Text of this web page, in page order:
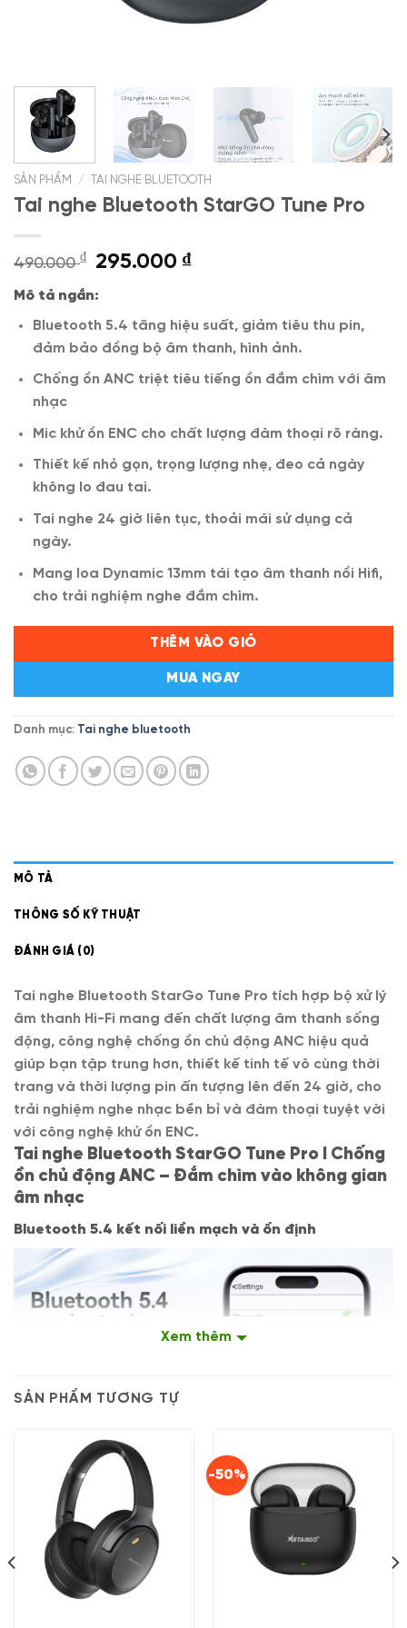
SẢN PHẨM / TAI NGHE BLUETOOTH
Tai nghe Bluetooth StarGO Tune Pro
490.000₫
Giá
là:
490.000 ₫.
295.000₫Giá
là:
295.000 ₫.
Mô tả ngắn:
Bluetooth 5.4 tăng hiệu suất, giảm tiêu thu pin,
đảm bảo đồng bộ âm thanh, hình ảnh.
Chống ồn ANC triệt tiêu tiếng ồn đắm chìm với âm
nhạc
Mic khử ồn ENC cho chất lượng đàm thoại rõ ràng.
Thiết kế nhỏ gọn, trọng lượng nhẹ, đeo cả ngày
không lo đau tai.
Tai nghe 24 giờ liên tục, thoải mái sử dụng cả
ngày.
Mang loa Dynamic 13mm tái tạo âm thanh nổi Hifi,
cho trải nghiệm nghe đắm chìm.
THÊM VÀO GIỎ
MUA NGAY
Danh mục: Tai nghe bluetooth
MÔ TẢ
THÔNG SỐ KỸ THUẬT
ĐÁNH GIÁ (0)
Tai nghe Bluetooth StarGo Tune Pro tích hợp bộ xử lý
âm thanh Hi-Fi mang đến chất lượng âm thanh sống
động, công nghệ chống ồn chủ động ANC hiệu quả
giúp bạn tập trung hơn, thiết kế tinh tế vô cùng thời
trang và thời lượng pin ấn tượng lên đến 24 giờ, cho
trải nghiệm nghe nhạc bền bỉ và đàm thoại tuyệt vời
với công nghệ khử ồn ENC.
Tai nghe Bluetooth StarGO Tune Pro I Chống
ồn chủ động ANC – Đắm chìm vào không gian
âm nhạc
Bluetooth 5.4 kết nối liền mạch và ổn định
Xem thêm
SẢN PHẨM TƯƠNG TỰ
-50%